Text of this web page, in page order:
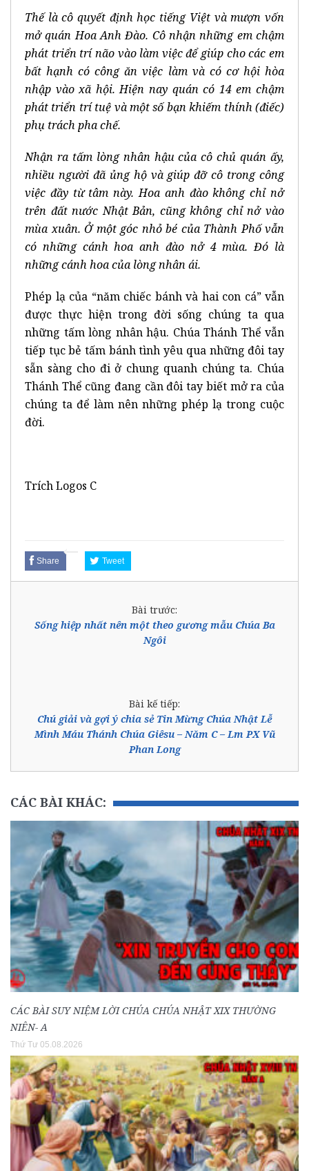
Thế là cô quyết định học tiếng Việt và mượn vốn
mở quán Hoa Anh Đào. Cô nhận những em chậm
phát triển trí não vào làm việc để giúp cho các em
bất hạnh có công ăn việc làm và có cơ hội hòa
nhập vào xã hội. Hiện nay quán có 14 em chậm
phát triển trí tuệ và một số bạn khiếm thính (điếc)
phụ trách pha chế.
Nhận ra tấm lòng nhân hậu của cô chủ quán ấy,
nhiều người đã ủng hộ và giúp đỡ cô trong công
việc đầy từ tâm này. Hoa anh đào không chỉ nở
trên đất nước Nhật Bản, cũng không chỉ nở vào
mùa xuân. Ở một góc nhỏ bé của Thành Phố vẫn
có những cánh hoa anh đào nở 4 mùa. Đó là
những cánh hoa của lòng nhân ái.
Phép lạ của “năm chiếc bánh và hai con cá” vẫn
được thực hiện trong đời sống chúng ta qua
những tấm lòng nhân hậu. Chúa Thánh Thể vẫn
tiếp tục bẻ tấm bánh tình yêu qua những đôi tay
sẵn sàng cho đi ở chung quanh chúng ta. Chúa
Thánh Thể cũng đang cần đôi tay biết mở ra của
chúng ta để làm nên những phép lạ trong cuộc
đời.
Trích Logos C
Share Tweet
Bài trước:
Sống hiệp nhất nên một theo gương mẫu Chúa Ba
Ngôi
Bài kế tiếp:
Chú giải và gợi ý chia sẻ Tin Mừng Chúa Nhật Lễ
Mình Máu Thánh Chúa Giêsu – Năm C – Lm PX Vũ
Phan Long
CÁC BÀI KHÁC:
CÁC BÀI SUY NIỆM LỜI CHÚA CHÚA NHẬT XIX THƯỜNG
NIÊN- A
Thứ Tư 05.08.2026